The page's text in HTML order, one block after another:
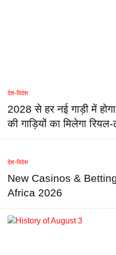
देश-विदेश
2028 से हर नई गाड़ी में
की गाड़ियों का मिलेगा
देश-विदेश
New Casinos &
Africa 2026